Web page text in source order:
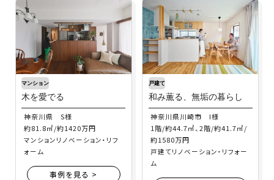
マンション
木を愛でる
神奈川県 S様
約81.8㎡/約1420万円
マンションリノベーション・リフ
ォーム
事例を見る >
戸建て
和み薫る、無垢の暮らし
神奈川県川崎市 I様
1階/約44.7㎡、2階/約41.7㎡/
約1580万円
戸建てリノベーション・リフォー
ム